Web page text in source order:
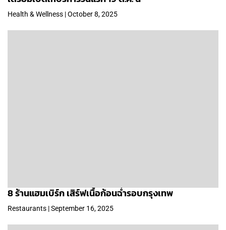
Health & Wellness | October 8, 2025
8 ร้านแฮมเบิร์ก เสิร์ฟเนื้อก้อนฉ่ำรอบกรุงเทพ
Restaurants | September 16, 2025